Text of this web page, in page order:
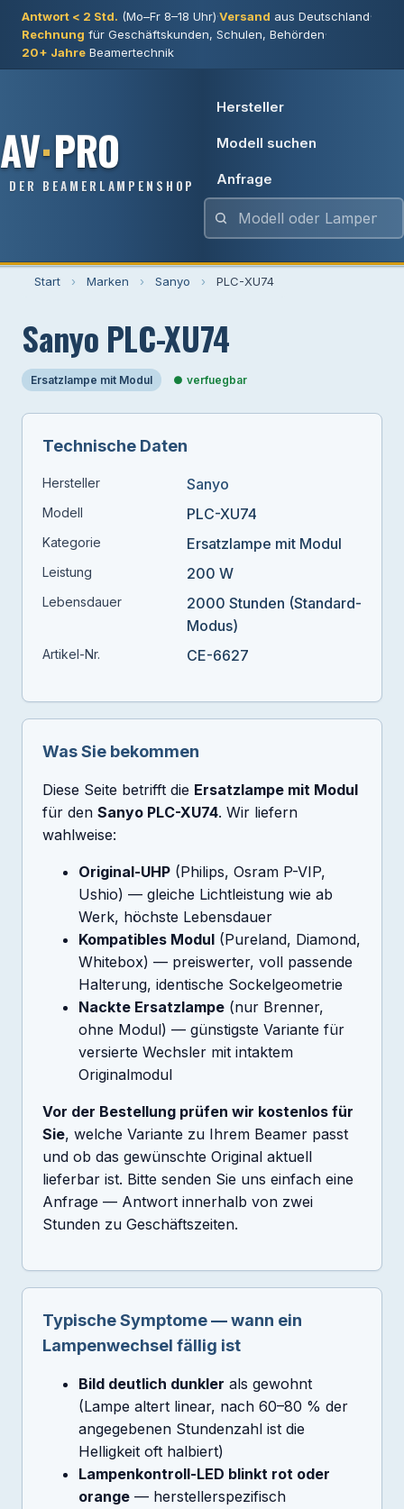
Antwort < 2 Std. (Mo–Fr 8–18 Uhr)·Versand aus Deutschland·
Rechnung für Geschäftskunden, Schulen, Behörden·
20+ Jahre Beamertechnik
AV·PRO
DER BEAMERLAMPENSHOP
Hersteller
Modell suchen
Anfrage
Start › Marken › Sanyo › PLC-XU74
Sanyo PLC-XU74
Ersatzlampe mit Modul verfuegbar
Technische Daten
Hersteller Sanyo
Modell PLC-XU74
Kategorie Ersatzlampe mit Modul
Leistung 200 W
Lebensdauer
2000 Stunden (Standard-
Modus)
Artikel-Nr. CE-6627
Was Sie bekommen
Diese Seite betrifft die Ersatzlampe mit Modul
für den Sanyo PLC-XU74. Wir liefern
wahlweise:
Original-UHP (Philips, Osram P-VIP,
Ushio) — gleiche Lichtleistung wie ab
Werk, höchste Lebensdauer
Kompatibles Modul (Pureland, Diamond,
Whitebox) — preiswerter, voll passende
Halterung, identische Sockelgeometrie
Nackte Ersatzlampe (nur Brenner,
ohne Modul) — günstigste Variante für
versierte Wechsler mit intaktem
Originalmodul
Vor der Bestellung prüfen wir kostenlos für
Sie, welche Variante zu Ihrem Beamer passt
und ob das gewünschte Original aktuell
lieferbar ist. Bitte senden Sie uns einfach eine
Anfrage — Antwort innerhalb von zwei
Stunden zu Geschäftszeiten.
Typische Symptome — wann ein
Lampenwechsel fällig ist
Bild deutlich dunkler als gewohnt
(Lampe altert linear, nach 60–80 % der
angegebenen Stundenzahl ist die
Helligkeit oft halbiert)
Lampenkontroll-LED blinkt rot oder
orange — herstellerspezifisch